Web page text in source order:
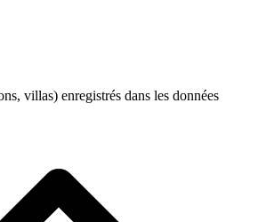
villas) enregistrés dans les données